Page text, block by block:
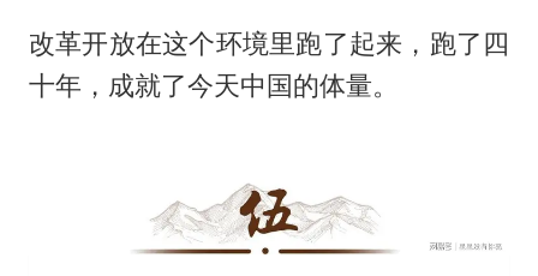
改革开放在这个环境里跑了起来，跑了四
十年，成就了今天中国的体量。